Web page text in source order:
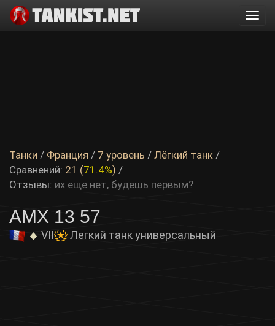
Танки / Франция / 7 уровень / Лёгкий танк /
Сравнений: 21 (71.4%) /
Отзывы: их еще нет, будешь первым?
AMX 13 57
VII Легкий танк универсальный